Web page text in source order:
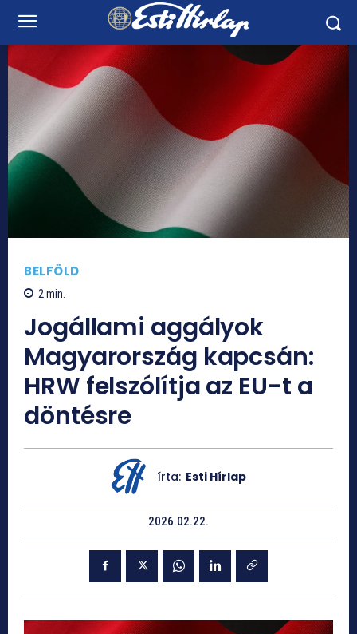
BELFÖLD
2min.
Jogállami aggályok
Magyarország kapcsán:
HRW felszólítja az EU-t a
döntésre
írta: Esti Hírlap
2026.02.22.